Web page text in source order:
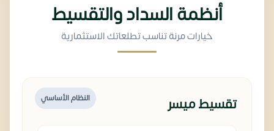
أنظمة السداد والتقسيط
خيارات مرنة تناسب تطلعاتك الاستثمارية
النظام الأساسي تقسيط ميسر